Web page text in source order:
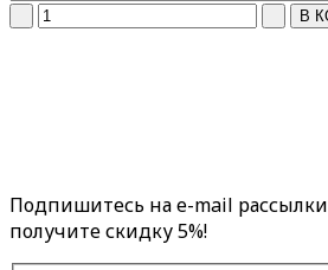
Подпишитесь на e-mail рассылки
получите скидку 5%!